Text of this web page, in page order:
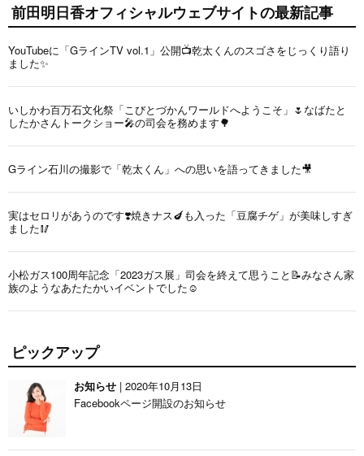
前田明日香オフィシャルウェブサイトの最新記事
YouTubeに「GラインTV vol.1」公開📺乾太くんのスゴさをじっくり語り
ました✨
いしかわ百万石文化祭「こびとづかんワールドへようこそ」🌷なばたと
したかさんトークショー🎤の司会を務めます🌳
Gライン石川の撮影で「乾太くん」への思いを語ってきました🎥
実はセロリがあうのです❣️焼きナス🍆も入った「豆腐チゲ」が美味しすぎ
ました🥢
小松ガス100周年記念「2023ガス展」司会を終えて思うこと📝みなさん家
族のようなあたたかいイベントでした☺️
ピックアップ
お知らせ | 2020年10月13日
Facebookページ開設のお知らせ